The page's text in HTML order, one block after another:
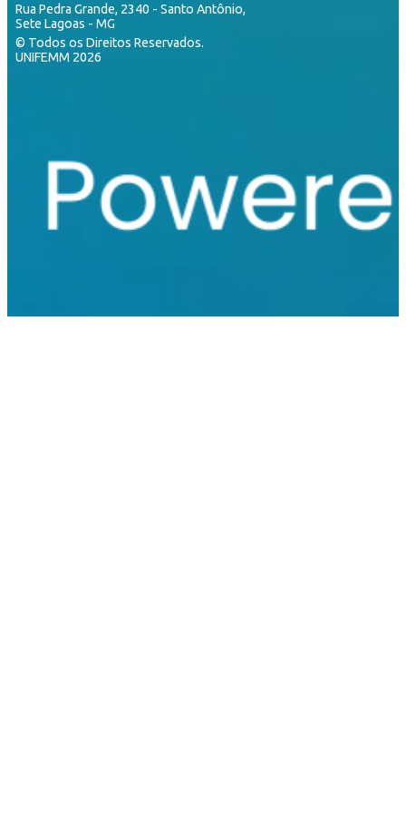
Rua Pedra Grande, 2340 - Santo Antônio,
Sete Lagoas - MG
© Todos os Direitos Reservados.
UNIFEMM 2026